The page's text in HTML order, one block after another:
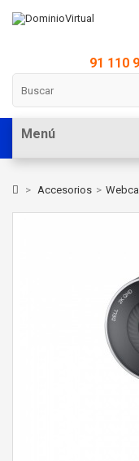
91 110
Menú
> Accesorios >